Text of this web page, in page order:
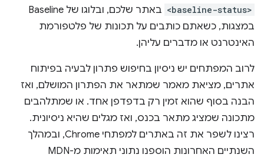
<baseline-status>
באתר שלכם, ובלוגו של Baseline
במצגות, כשאתם כותבים על תכונות של פלטפורמת
האינטרנט או מדברים עליהן.
לרוב המפתחים יש ניסיון בחיפוש פתרון לבעיה בפיתוח
אתרים, מציאת מאמר שמתאר את הפתרון המושלם, ואז
הבנה בסוף שהוא זמין רק בדפדפן אחד. או שמתלהבים
מתכונה שמציג מתאר בכנס, ואז מגלים שהיא ניסיונית.
רצינו לשפר את זה באתרים למפתחי Chrome, ובמהלך
השנתיים האחרונות הוספנו נתוני תאימות מ-MDN